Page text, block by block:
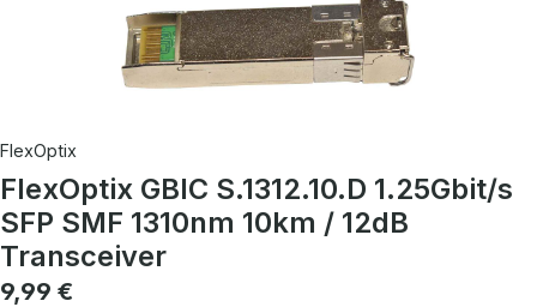
FlexOptix
FlexOptix GBIC S.1312.10.D 1.25Gbit/s
SFP SMF 1310nm 10km / 12dB
Transceiver
Regulärer Preis:
9,99 €